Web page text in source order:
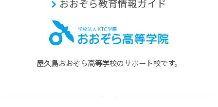
おおぞら教育情報ガイド
屋久島おおぞら⾼等学校のサポート校です。